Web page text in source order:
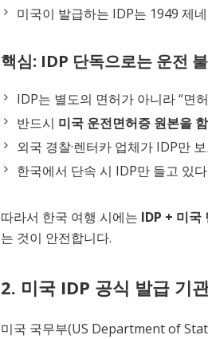
미국이 발급하는 IDP는 1949 제
핵심: IDP 단독으로는 운전
IDP는 별도의 면허가 아니라 “면
반드시 미국 운전면허증 원본을
외국 경찰·렌터카 업체가 IDP만
한국에서 단속 시 IDP만 들고 있
따라서 한국 여행 시에는 IDP + 미국
는 것이 안전합니다.
2. 미국 IDP 공식 발급 기
미국 국무부(US Department of